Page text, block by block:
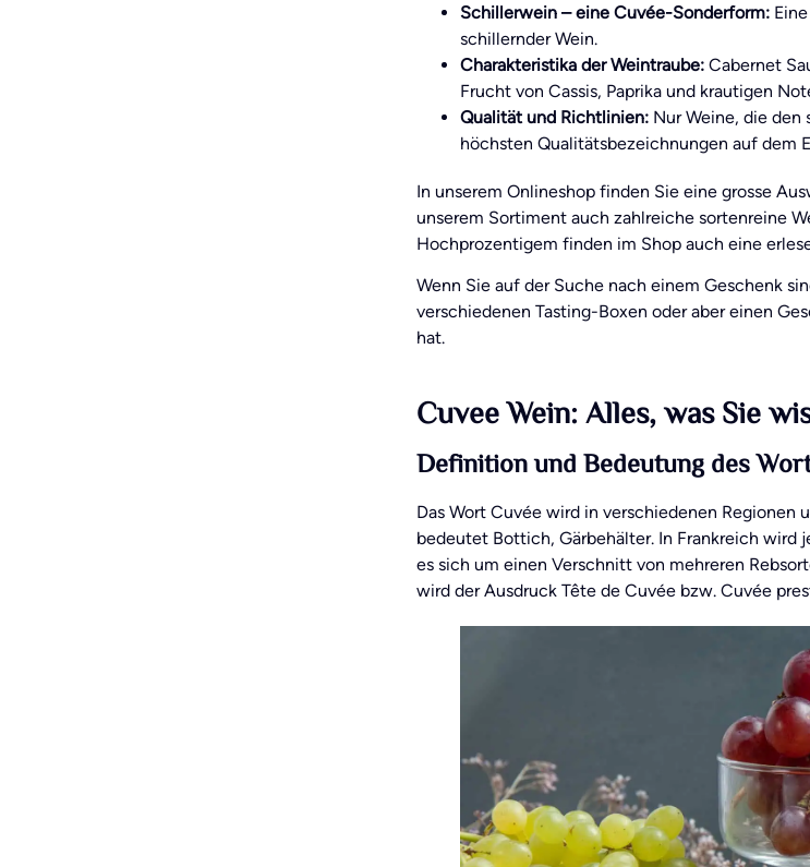
Schillerwein – eine Cuvée-Sonderform:
schillernder Wein.
Charakteristika der Weintraube: Cabernet
Frucht von Cassis, Paprika und krautigen
Qualität und Richtlinien: Nur Weine, die
höchsten Qualitätsbezeichnungen auf dem
In unserem Onlineshop finden Sie eine grosse
unserem Sortiment auch zahlreiche sortenreine
Hochprozentigem finden im Shop auch eine
Wenn Sie auf der Suche nach einem Geschenk
verschiedenen Tasting-Boxen oder aber einen
hat.
Cuvee Wein: Alles, was Sie
Definition und Bedeutung des
Das Wort Cuvée wird in verschiedenen
bedeutet Bottich, Gärbehälter. In Frankreich wird
es sich um einen Verschnitt von mehreren
wird der Ausdruck Tête de Cuvée bzw. Cuvée